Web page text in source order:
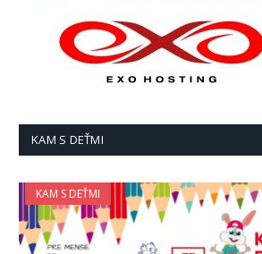
KAM S DEŤMI
KAM S DEŤMI